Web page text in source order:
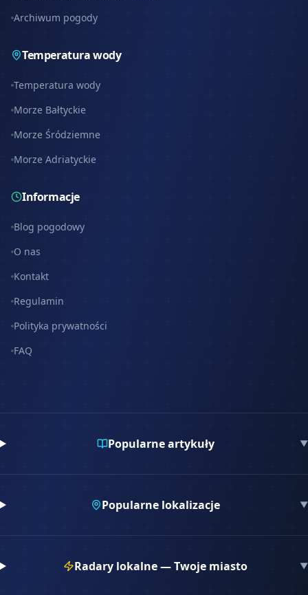
Archiwum pogody
Temperatura wody
Temperatura wody
Morze Bałtyckie
Morze Śródziemne
Morze Adriatyckie
Informacje
Blog pogodowy
O nas
Kontakt
Regulamin
Polityka prywatności
FAQ
Popularne artykuły ▼
Popularne lokalizacje ▼
Radary lokalne — Twoje miasto ▼